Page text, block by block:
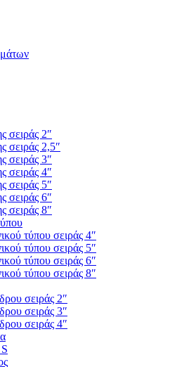
σειράς 2″
σειράς 2,5″
σειράς 3″
σειράς 4″
σειράς 5″
σειράς 6″
σειράς 8″
τύπου σειράς 4″
τύπου σειράς 5″
τύπου σειράς 6″
τύπου σειράς 8″
σειράς 2″
σειράς 3″
σειράς 4″